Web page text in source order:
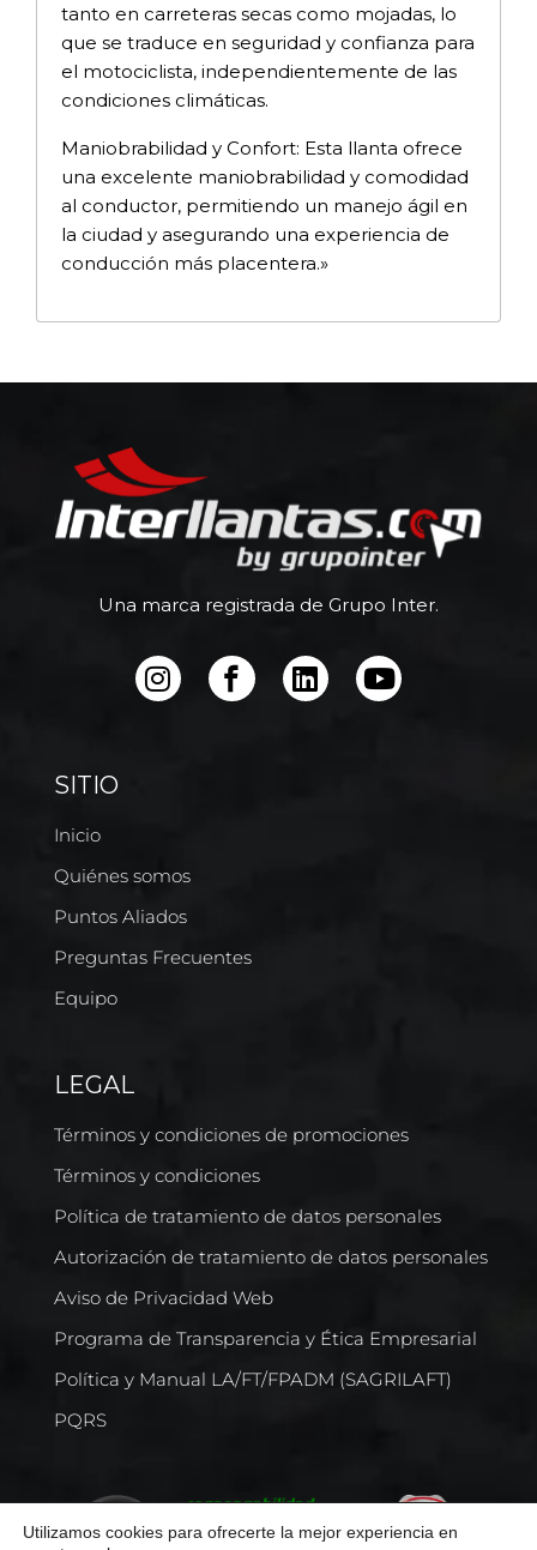
tanto en carreteras secas como mojadas, lo
que se traduce en seguridad y confianza para
el motociclista, independientemente de las
condiciones climáticas.
Maniobrabilidad y Confort: Esta llanta ofrece
una excelente maniobrabilidad y comodidad
al conductor, permitiendo un manejo ágil en
la ciudad y asegurando una experiencia de
conducción más placentera.»
Una marca registrada de Grupo Inter.
SITIO
Inicio
Quiénes somos
Puntos Aliados
Preguntas Frecuentes
Equipo
LEGAL
Términos y condiciones de promociones
Términos y condiciones
Política de tratamiento de datos personales
Autorización de tratamiento de datos personales
Aviso de Privacidad Web
Programa de Transparencia y Ética Empresarial
Política y Manual LA/FT/FPADM (SAGRILAFT)
PQRS
Utilizamos cookies para ofrecerte la mejor experiencia en